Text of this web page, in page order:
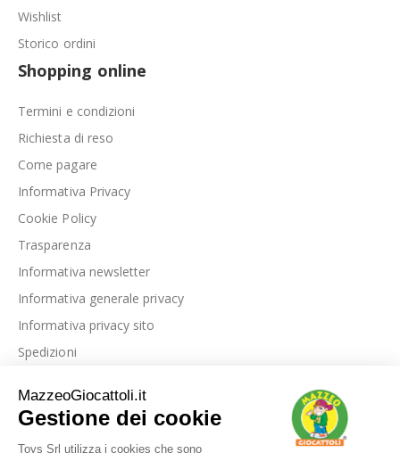
Wishlist
Storico ordini
Shopping online
Termini e condizioni
Richiesta di reso
Come pagare
Informativa Privacy
Cookie Policy
Trasparenza
Informativa newsletter
Informativa generale privacy
Informativa privacy sito
Spedizioni
La nostra azienda
Le nostre recensioni